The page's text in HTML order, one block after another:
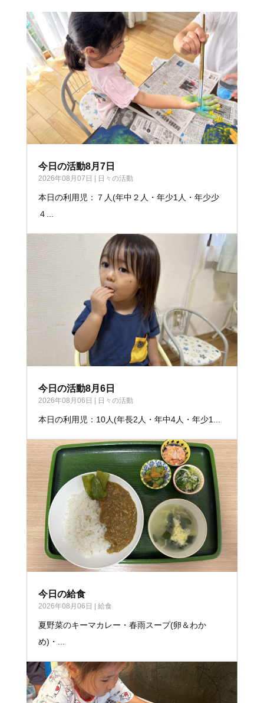
今日の活動8月7日
2026年08月07日 日々の活動
本日の利用児：７人(年中２人・年少1人・年少少
４...
今日の活動8月6日
2026年08月06日 日々の活動
本日の利用児：10人(年長2人・年中4人・年少1...
今日の給食
2026年08月06日 給食
夏野菜のキーマカレー・春雨スープ(卵＆わか
め)・...